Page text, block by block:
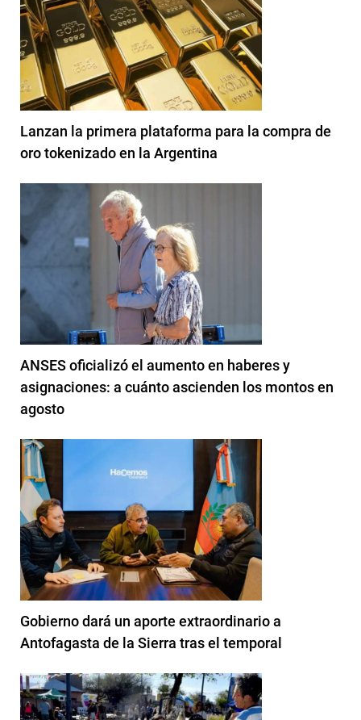
Lanzan la primera plataforma para la compra de
oro tokenizado en la Argentina
ANSES oficializó el aumento en haberes y
asignaciones: a cuánto ascienden los montos en
agosto
Gobierno dará un aporte extraordinario a
Antofagasta de la Sierra tras el temporal